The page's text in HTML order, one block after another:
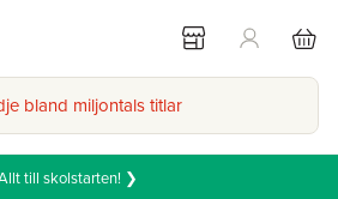
bland miljontals titlar
till skolstarten! ❯